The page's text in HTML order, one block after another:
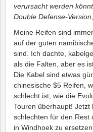
verursacht werden
Double Defense-
Meine Reifen sind
auf der guten
sind. Ich dachte,
als die Falten, aber es
Die Kabel sind etwas
chinesische $5 Reifen,
schlecht ist, wie die
Touren überhaupt!
schlechten für den Rest
in Windhoek zu